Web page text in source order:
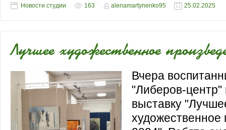
Новости студии 163 alenamartynenko95 25.02.2025
Лучшее художественное
Вчера
"Либеров-центр"
выставку
художественное